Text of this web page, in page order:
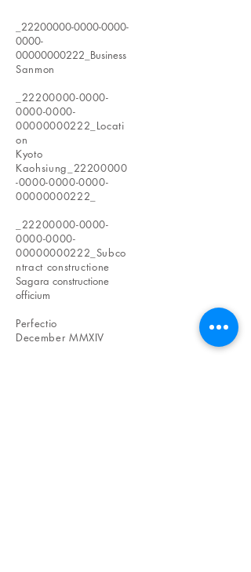
_22200000-0000-0000-
0000-
00000000222_Business
Sanmon
_22200000-0000-
0000-0000-
00000000222_Locati
on
Kyoto
Kaohsiung_22200000
-0000-0000-0000-
00000000222_
_22200000-0000-
0000-0000-
00000000222_Subco
ntract constructione
Sagara constructione
officium
Perfectio
December MMXIV